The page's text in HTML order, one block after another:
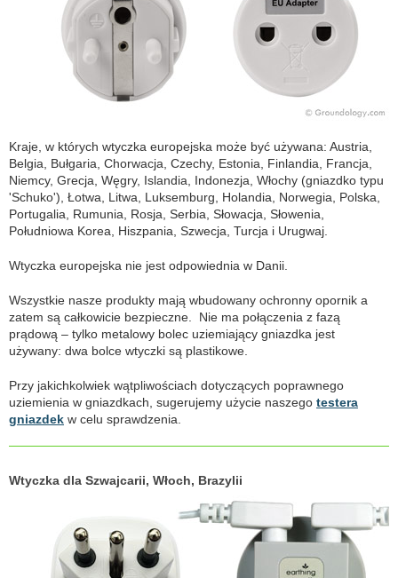
Kraje, w których wtyczka europejska może być używana: Austria,
Belgia, Bułgaria, Chorwacja, Czechy, Estonia, Finlandia, Francja,
Niemcy, Grecja, Węgry, Islandia, Indonezja, Włochy (gniazdko typu
'Schuko'), Łotwa, Litwa, Luksemburg, Holandia, Norwegia, Polska,
Portugalia, Rumunia, Rosja, Serbia, Słowacja, Słowenia,
Południowa Korea, Hiszpania, Szwecja, Turcja i Urugwaj.
Wtyczka europejska nie jest odpowiednia w Danii.
Wszystkie nasze produkty mają wbudowany ochronny opornik a
zatem są całkowicie bezpieczne. Nie ma połączenia z fazą
prądową – tylko metalowy bolec uziemiający gniazdka jest
używany: dwa bolce wtyczki są plastikowe.
Przy jakichkolwiek wątpliwościach dotyczących poprawnego
uziemienia w gniazdkach, sugerujemy użycie naszego testera
gniazdek w celu sprawdzenia.
Wtyczka dla Szwajcarii, Włoch, Brazylii